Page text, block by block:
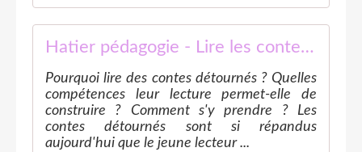
Hatier pédagogie - Lire les contes détournés à l'école, de la GS au CM2
Pourquoi lire des contes détournés ? Quelles
compétences leur lecture permet-elle de
construire ? Comment s'y prendre ? Les
contes détournés sont si répandus
aujourd'hui que le jeune lecteur ...